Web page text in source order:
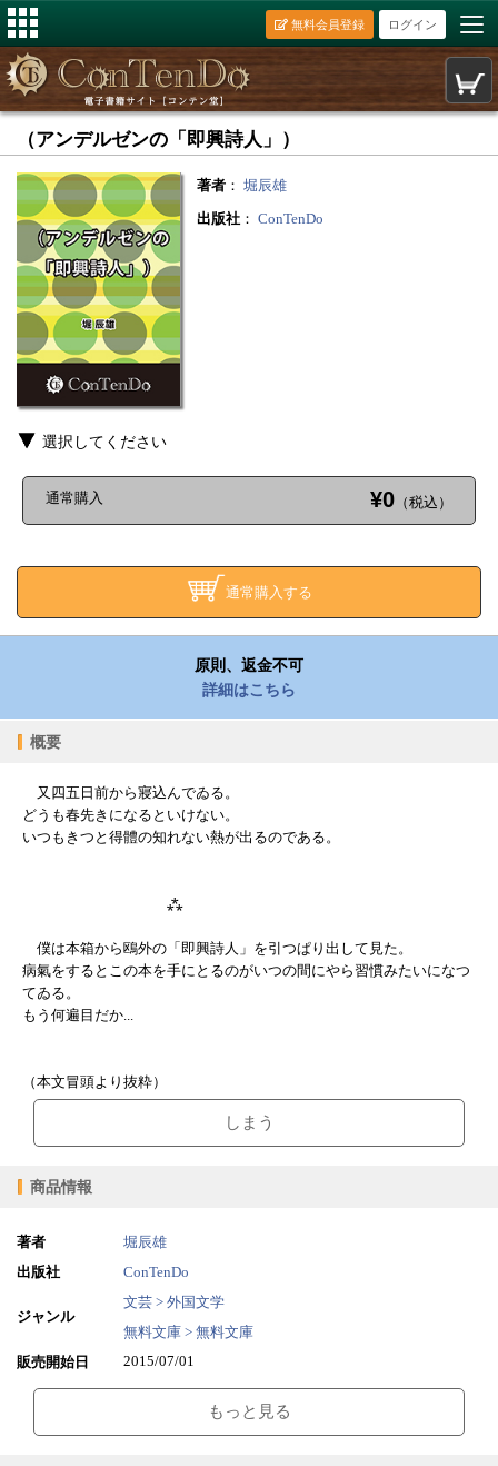
ログイン
無料会員登録
（アンデルゼンの「即興詩人」）
著者 ： 堀辰雄
出版社 ： ConTenDo
選択してください
通常購入 ¥0 （税込）
通常購入する
原則、返金不可
詳細はこちら
概要
又四五日前から寢込んでゐる。
どうも春先きになるといけない。
いつもきつと得體の知れない熱が出るのである。
⁂
僕は本箱から鴎外の「即興詩人」を引つぱり出して見た。
病氣をするとこの本を手にとるのがいつの間にやら習慣みたいになつ
てゐる。
もう何遍目だか...
（本文冒頭より抜粋）
しまう
商品情報
著者
堀辰雄
出版社
ConTenDo
ジャンル
文芸 > 外国文学
無料文庫 > 無料文庫
販売開始日
2015/07/01
ファイルサイズ 1.10MB
もっと見る